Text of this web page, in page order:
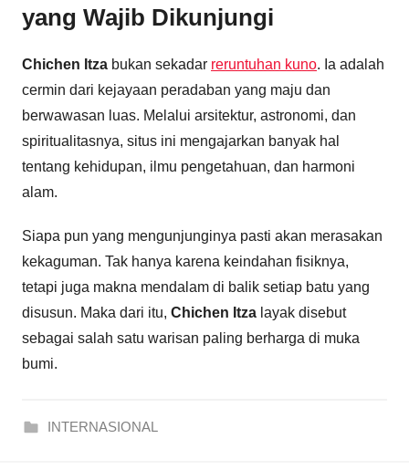
yang Wajib Dikunjungi
Chichen Itza bukan sekadar reruntuhan kuno. Ia adalah
cermin dari kejayaan peradaban yang maju dan
berwawasan luas. Melalui arsitektur, astronomi, dan
spiritualitasnya, situs ini mengajarkan banyak hal
tentang kehidupan, ilmu pengetahuan, dan harmoni
alam.
Siapa pun yang mengunjunginya pasti akan merasakan
kekaguman. Tak hanya karena keindahan fisiknya,
tetapi juga makna mendalam di balik setiap batu yang
disusun. Maka dari itu, Chichen Itza layak disebut
sebagai salah satu warisan paling berharga di muka
bumi.
INTERNASIONAL